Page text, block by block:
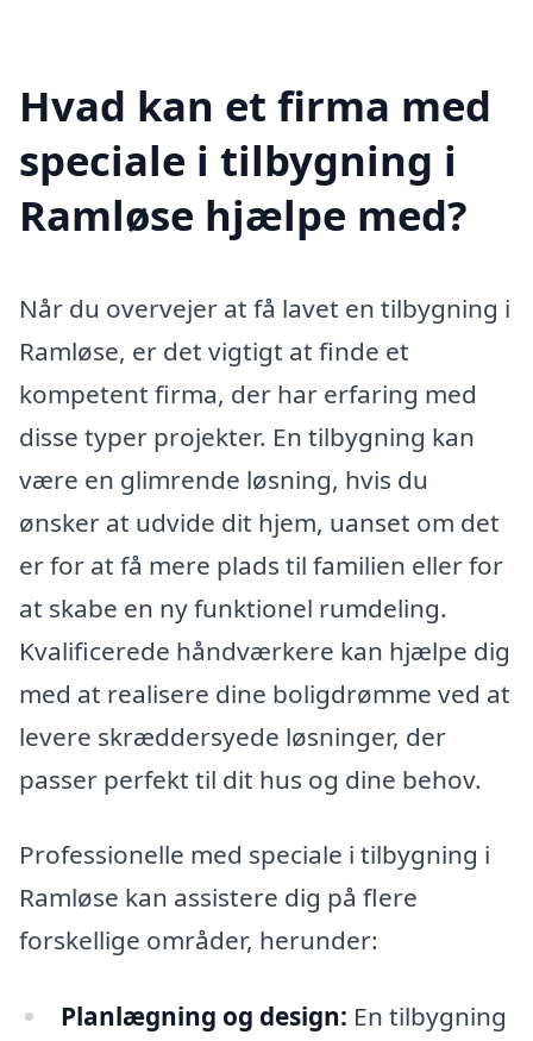
Hvad kan et firma med
speciale i tilbygning i
Ramløse hjælpe med?
Når du overvejer at få lavet en tilbygning i
Ramløse, er det vigtigt at finde et
kompetent firma, der har erfaring med
disse typer projekter. En tilbygning kan
være en glimrende løsning, hvis du
ønsker at udvide dit hjem, uanset om det
er for at få mere plads til familien eller for
at skabe en ny funktionel rumdeling.
Kvalificerede håndværkere kan hjælpe dig
med at realisere dine boligdrømme ved at
levere skræddersyede løsninger, der
passer perfekt til dit hus og dine behov.
Professionelle med speciale i tilbygning i
Ramløse kan assistere dig på flere
forskellige områder, herunder:
Planlægning og design: En tilbygning